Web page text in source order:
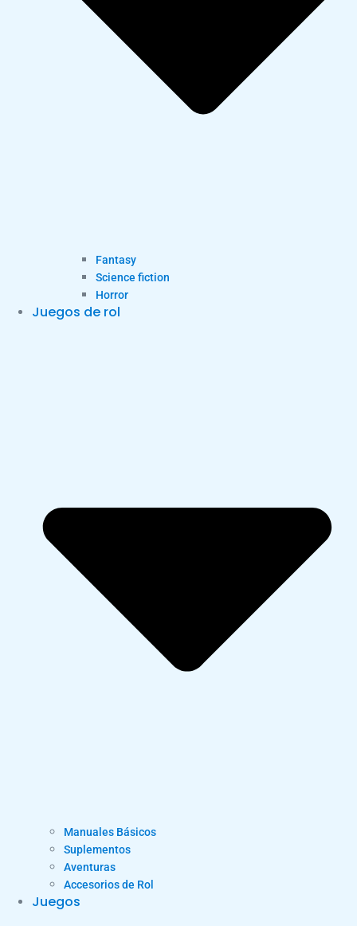
Fantasy
Science fiction
Horror
Juegos de rol
Manuales Básicos
Suplementos
Aventuras
Accesorios de Rol
Juegos